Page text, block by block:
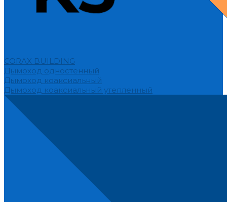
CORAX BUILDING
Дымоход одностенный
Дымоход коаксиальный
Дымоход коаксиальный утепленный